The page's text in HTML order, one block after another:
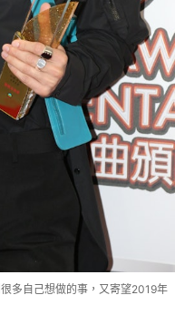
多自己想做的事，又寄望2019年